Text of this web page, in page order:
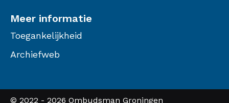
Meer informatie
Toegankelijkheid
Archiefweb
© 2022 - 2026 Ombudsman Groningen